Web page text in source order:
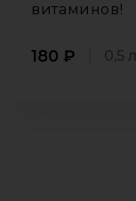
витаминов!
180 ₽ 0,5 л